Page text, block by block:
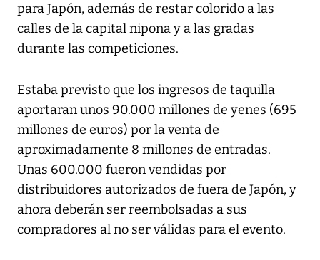
para Japón, además de restar colorido a las
calles de la capital nipona y a las gradas
durante las competiciones.
Estaba previsto que los ingresos de taquilla
aportaran unos 90.000 millones de yenes (695
millones de euros) por la venta de
aproximadamente 8 millones de entradas.
Unas 600.000 fueron vendidas por
distribuidores autorizados de fuera de Japón, y
ahora deberán ser reembolsadas a sus
compradores al no ser válidas para el evento.